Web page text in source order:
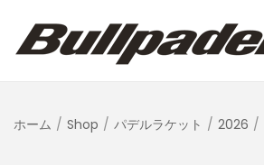
ホーム / Shop / パデルラケット / 2026 /